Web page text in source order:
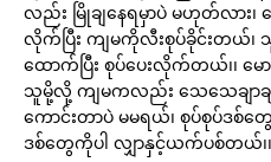
လည်း မြိုချနေရမှာပဲ မဟုတ်လား၊
လိုက်ပြီး ကျမကိုလီးစုပ်ခိုင်းတယ်
ထောက်ပြီး စုပ်ပေးလိုက်တယ်၊၊ မေ
သူမို့လို့ ကျမကလည်း သေသေချာချာ
ကောင်းတာပဲ မမရယ်၊ စုပ်စုပ်ဒစ်တွ
ဒစ်တွေကိုပါ လျှာနှင့်ယက်ပစ်တယ်၊၊